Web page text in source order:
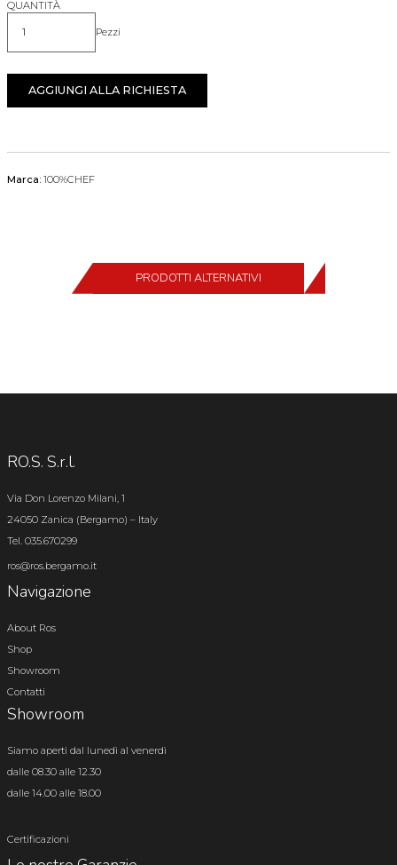
QUANTITÀ
Quantità Pezzi
AGGIUNGI ALLA RICHIESTA
Marca: 100%CHEF
PRODOTTI ALTERNATIVI
RO.S. S.r.l.
Via Don Lorenzo Milani, 1
24050 Zanica (Bergamo) – Italy
Tel. 035.670299
ros@ros.bergamo.it
Navigazione
About Ros
Shop
Showroom
Contatti
Showroom
Siamo aperti dal lunedì al venerdì
dalle 08.30 alle 12.30
dalle 14.00 alle 18.00
Certificazioni